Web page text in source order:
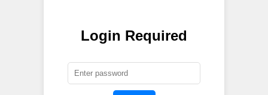
Login Required